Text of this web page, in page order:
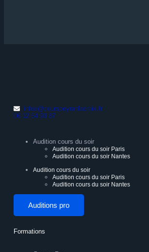
infos@courspeyranlacroix.fr
06 12 54 93 87
Audition cours du soir
Audition cours du soir Paris
Audition cours du soir Nantes
Audition cours du soir
Audition cours du soir Paris
Audition cours du soir Nantes
Auditions pro
Formations